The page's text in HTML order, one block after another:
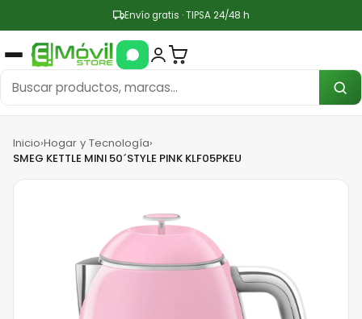
Envío gratis · TIPSA 24/48 h
Inicio›Hogar y Tecnología›
SMEG KETTLE MINI 50´STYLE PINK KLF05PKEU